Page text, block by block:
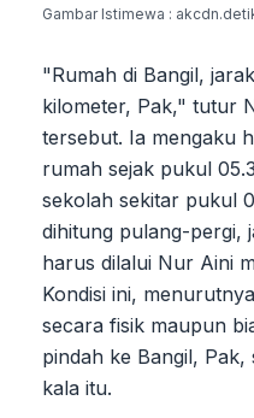
Gambar Istimewa :
"Rumah di Bangil,
kilometer, Pak," tutur
tersebut. Ia mengaku
rumah sejak pukul
sekolah sekitar pukul
dihitung pulang-pergi,
harus dilalui Nur Aini
Kondisi ini,
secara fisik maupun
pindah ke Bangil,
kala itu.